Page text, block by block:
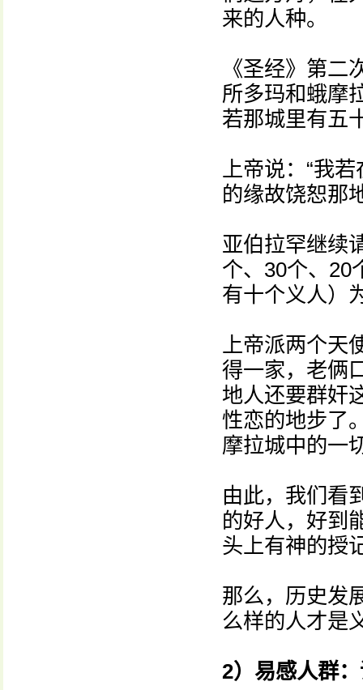
来的人种。
《圣经》第二
所多玛和蛾摩
若那城里有五
上帝说：“我
的缘故饶恕那
亚伯拉罕继续
个、30个、20
有十个义人）
上帝派两个天
得一家，老俩
地人还要群奸
性恋的地步了
摩拉城中的一
由此，我们看
的好人，好到
头上有神的授
那么，历史发
么样的人才是
2）易感人群